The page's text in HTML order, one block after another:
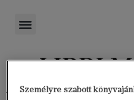
Könyvektől
Személyre szabott